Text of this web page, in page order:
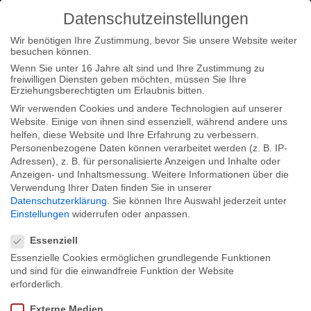
Home Typ|News Typ|Filmnews
nordmedia-Förderung
für “Hafenwelten”
nordmedia-Förderung für “Hafenwelten”
Ein Grund zur Freude: nordmedia fördert unseren Fünfteiler
“Geheimnisvolle Hafenwelten” – ein Filmprojekt, das uns in den
letzten Monaten an einige der schönsten maritimen Orte dieser
Datenschutzeinstellungen
Wir benötigen Ihre Zustimmung, bevor Sie unsere Website weiter
besuchen können.
Wenn Sie unter 16 Jahre alt sind und Ihre Zustimmung zu
freiwilligen Diensten geben möchten, müssen Sie Ihre
Erziehungsberechtigten um Erlaubnis bitten.
Wir verwenden Cookies und andere Technologien auf unserer
Website. Einige von ihnen sind essenziell, während andere uns
helfen, diese Website und Ihre Erfahrung zu verbessern.
Personenbezogene Daten können verarbeitet werden (z. B. IP-
Adressen), z. B. für personalisierte Anzeigen und Inhalte oder
Anzeigen- und Inhaltsmessung. Weitere Informationen über die
Verwendung Ihrer Daten finden Sie in unserer
Datenschutzerklärung
Sie können Ihre Auswahl jederzeit unter
Einstellungen widerrufen oder anpassen.
Essenziell
Essenzielle Cookies ermöglichen grundlegende Funktionen
und sind für die einwandfreie Funktion der Website
erforderlich.